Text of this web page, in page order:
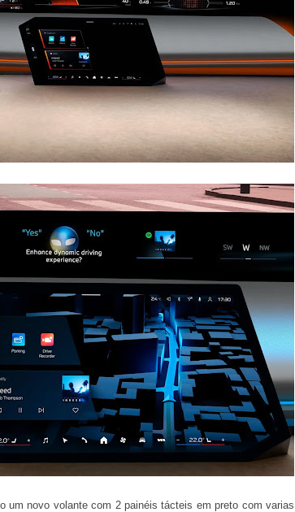
um novo volante com 2 painéis tácteis em preto com varias